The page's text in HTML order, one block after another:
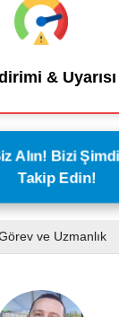
& Uyarısı
Alın! Bizi
Takip Edin!
ve Uzmanlık